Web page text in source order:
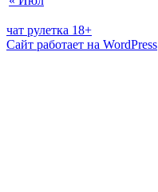
чат рулетка 18+
Сайт работает на WordPress